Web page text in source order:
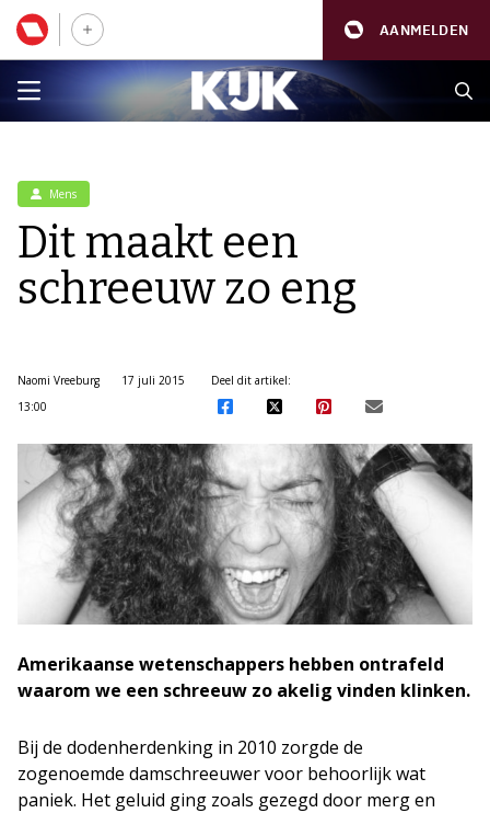
AANMELDEN
Mens
Dit maakt een
schreeuw zo eng
Naomi Vreeburg
17 juli 2015
13:00
Deel dit artikel:
Amerikaanse wetenschappers hebben ontrafeld
waarom we een schreeuw zo akelig vinden klinken.
Bij de dodenherdenking in 2010 zorgde de
zogenoemde damschreeuwer voor behoorlijk wat
paniek. Het geluid ging zoals gezegd door merg en